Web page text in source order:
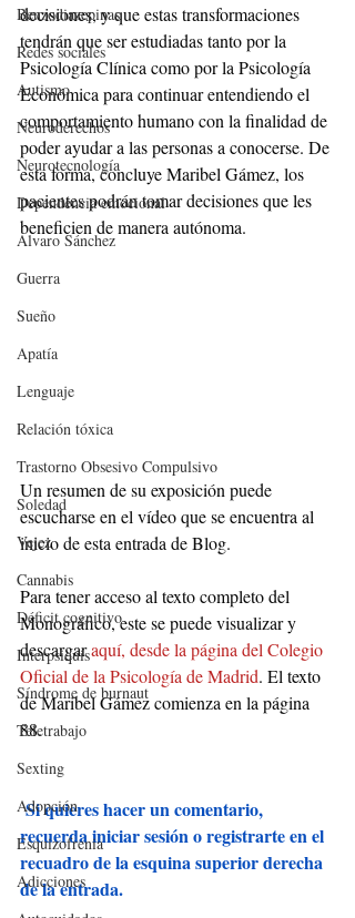
Benzodiazepinas
Redes sociales
Autismo
Neuroderechos
Neurotecnología
Dependencia emocional
Alvaro Sánchez
Guerra
Sueño
Apatía
Lenguaje
Relación tóxica
Trastorno Obsesivo Compulsivo
Soledad
Vejez
Cannabis
Déficit cognitivo
Interpsiquis
Síndrome de burnaut
Teletrabajo
Sexting
Adopción
Esquizofrenia
Adicciones
decisiones, y que estas transformaciones
tendrán que ser estudiadas tanto por la
Psicología Clínica como por la Psicología
Económica para continuar entendiendo el
comportamiento humano con la finalidad de
poder ayudar a las personas a conocerse. De
esta forma, concluye Maribel Gámez, los
pacientes podrán tomar decisiones que les
beneficien de manera autónoma.
Un resumen de su exposición puede
escucharse en el vídeo que se encuentra al
inicio de esta entrada de Blog.
Para tener acceso al texto completo del
Monográfico, este se puede visualizar y
descargar aquí, desde la página del Colegio
Oficial de la Psicología de Madrid. El texto
de Maribel Gámez comienza en la página
88.
Si quieres hacer un comentario,
recuerda iniciar sesión o registrarte en el
recuadro de la esquina superior derecha
de la entrada.